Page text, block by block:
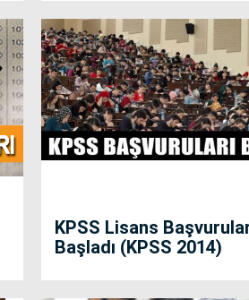
KPSS Lisans
Başladı (KPSS 2014)